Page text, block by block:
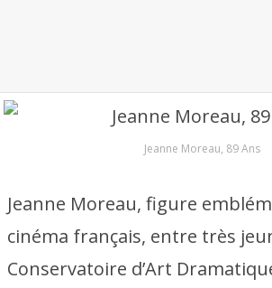
Jeanne Moreau, 89 Ans
Jeanne Moreau, figure
cinéma français, entre très
Conservatoire d’Art